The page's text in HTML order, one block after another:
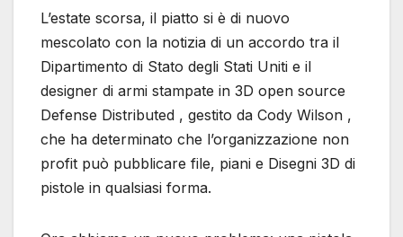
L’estate scorsa, il piatto si è di nuovo
mescolato con la notizia di un accordo tra il
Dipartimento di Stato degli Stati Uniti e il
designer di armi stampate in 3D open source
Defense Distributed , gestito da Cody Wilson ,
che ha determinato che l’organizzazione non
profit può pubblicare file, piani e Disegni 3D di
pistole in qualsiasi forma.